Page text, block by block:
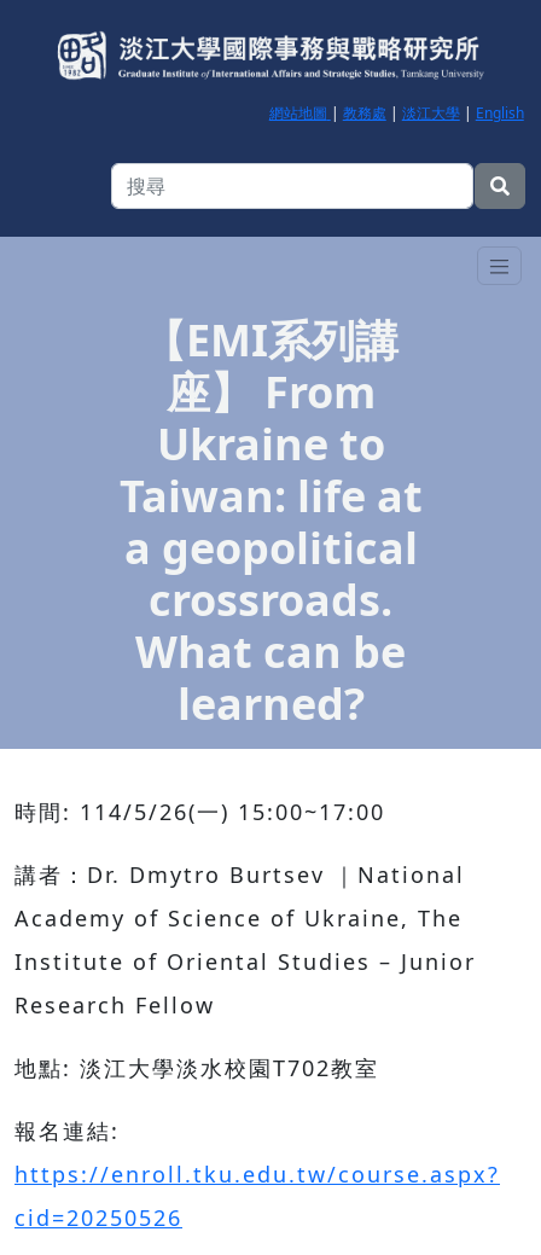
網站地圖 | 教務處 | 淡江大學| English
【EMI系列講
座】 From
Ukraine to
Taiwan: life at
a geopolitical
crossroads.
What can be
learned?
時間: 114/5/26(一) 15:00~17:00
講者：Dr. Dmytro Burtsev ｜National
Academy of Science of Ukraine, The
Institute of Oriental Studies – Junior
Research Fellow
地點: 淡江大學淡水校園T702教室
報名連結:
https://enroll.tku.edu.tw/course.aspx?
cid=20250526